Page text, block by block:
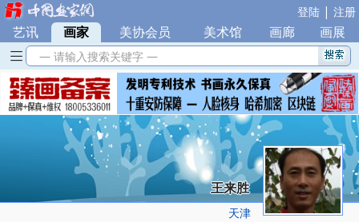
登陆 | 注册
艺讯 | 画家 美协会员 美术馆 画廊 画展
— 请输入搜索关键字 —
王来胜
天津